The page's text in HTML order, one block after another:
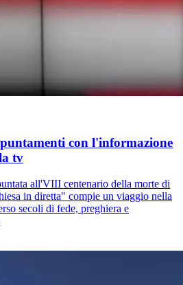
con l'informazione
tv
all'VIII centenario della morte di
in diretta" compie un viaggio nella
secoli di fede, preghiera e